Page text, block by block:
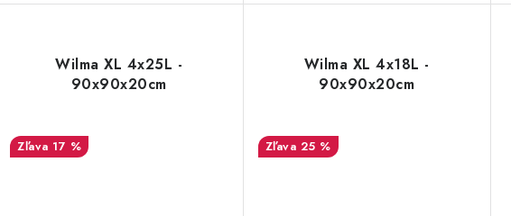
Wilma XL 4x25L -
90x90x20cm
17 %
Wilma XL 4x18L -
90x90x20cm
25 %